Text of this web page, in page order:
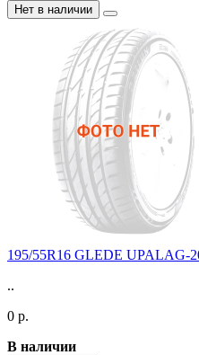
Нет в наличии
195/55R16 GLEDE UPALAG-
..
0 р.
В наличии